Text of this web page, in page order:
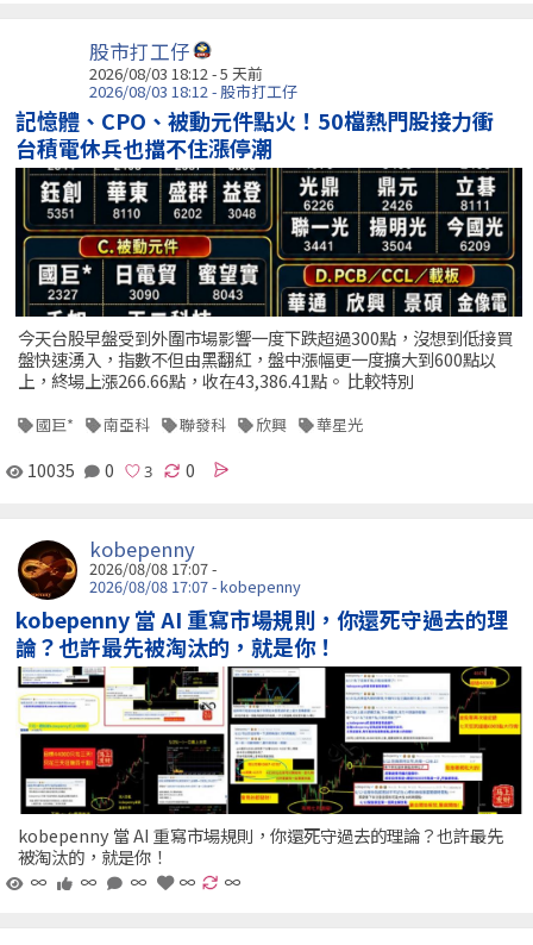
股市打工仔
2026/08/03 18:12 - 5 天前
2026/08/03 18:12 - 股市打工仔
記憶體、CPO、被動元件點火！50檔熱門股接力衝
台積電休兵也擋不住漲停潮
今天台股早盤受到外圍市場影響一度下跌超過300點，沒想到低接買
盤快速湧入，指數不但由黑翻紅，盤中漲幅更一度擴大到600點以
上，終場上漲266.66點，收在43,386.41點。 比較特別
國巨* 南亞科 聯發科 欣興 華星光
10035 0 0
kobepenny
2026/08/08 17:07 -
2026/08/08 17:07 - kobepenny
kobepenny 當 AI 重寫市場規則，你還死守過去的理
論？也許最先被淘汰的，就是你！
kobepenny 當 AI 重寫市場規則，你還死守過去的理論？也許最先
被淘汰的，就是你！
∞
∞ ∞ ∞ ∞